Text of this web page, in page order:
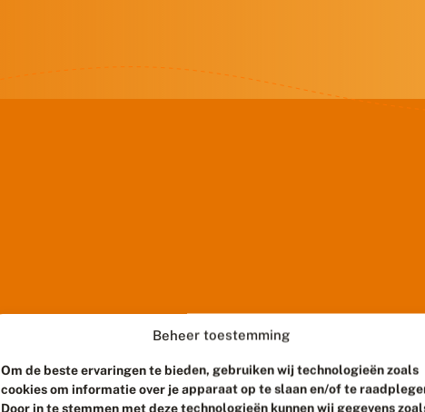
Beheer toestemming
Om de beste ervaringen te bieden, gebruiken wij technologieën zoals
cookies om informatie over je apparaat op te slaan en/of te
Door in te stemmen met deze technologieën kunnen wij gegevens